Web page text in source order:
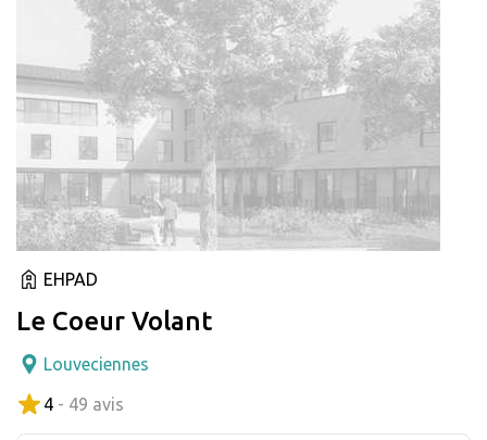
EHPAD
Le Coeur Volant
Louveciennes
4 - 49 avis